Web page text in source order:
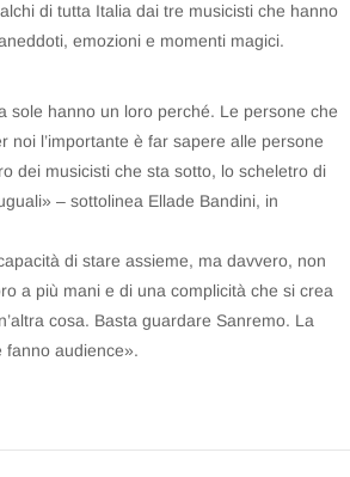
di tutta Italia dai tre musicisti che hanno
emozioni e momenti magici.
sole hanno un loro perché. Le persone che
l’importante è far sapere alle persone
dei musicisti che sta sotto, lo scheletro di
– sottolinea Ellade Bandini, in
di stare assieme, ma davvero, non
a più mani e di una complicità che si crea
cosa. Basta guardare Sanremo. La
fanno audience».